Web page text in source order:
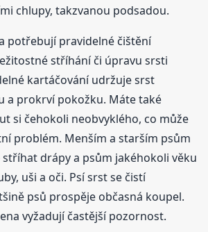
chlupy, takzvanou podsadou.
potřebují pravidelné čištění
stříhání či úpravu srsti
kartáčování udržuje srst
a prokrví pokožku. Máte také
si čehokoli neobvyklého, co může
problém. Menším a starším psům
drápy a psům jakéhokoli věku
uši a oči. Psí srst se čistí
psů prospěje občasná koupel.
vyžadují častější pozornost.